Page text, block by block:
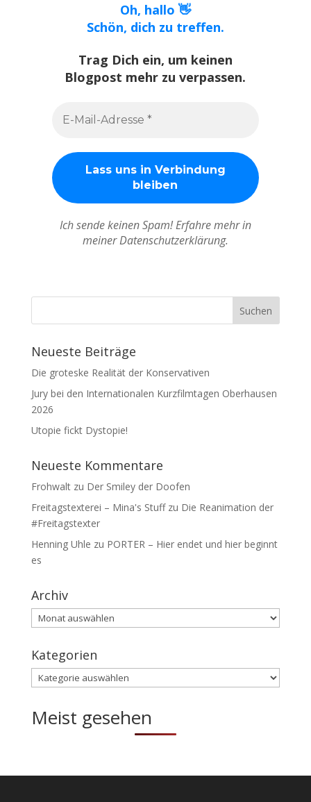
Oh, hallo 👋
Schön, dich zu treffen.
Trag Dich ein, um keinen
Blogpost mehr zu verpassen.
Ich sende keinen Spam! Erfahre mehr in
meiner Datenschutzerklärung.
Neueste Beiträge
Die groteske Realität der Konservativen
Jury bei den Internationalen Kurzfilmtagen Oberhausen
2026
Utopie fickt Dystopie!
Neueste Kommentare
Frohwaltzu Der Smiley der Doofen
Freitagstexterei – Mina's Stuffzu Die Reanimation der
#Freitagstexter
Henning Uhle zu PORTER – Hier endet und hier beginnt
es
Archiv
Archiv
Kategorien
Kategorien
Meist gesehen